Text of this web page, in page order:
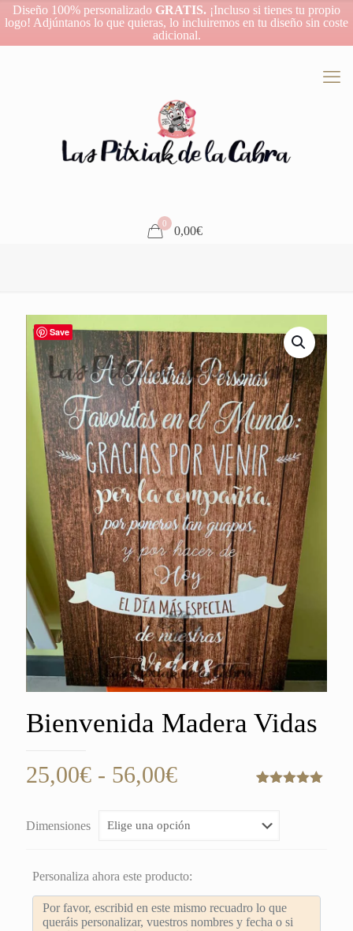
Diseño 100% personalizado GRATIS. ¡Incluso si tienes tu propio
logo! Adjúntanos lo que quieras, lo incluiremos en tu diseño sin coste
adicional.
0
0,00€
Save
Bienvenida Madera Vidas
5 en base
25,00€ - 56,00€Rango
precios:
25,00€
hasta
56,00€
Dimensiones
Personaliza ahora este producto: